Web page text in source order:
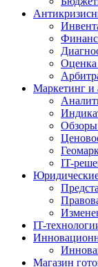
Маркетинг и
IT-
IT-
Магазин